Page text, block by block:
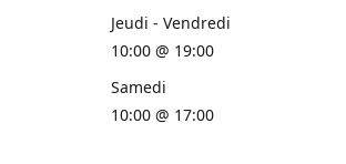
Jeudi - Vendredi
10:00 @ 19:00
Samedi
10:00 @ 17:00